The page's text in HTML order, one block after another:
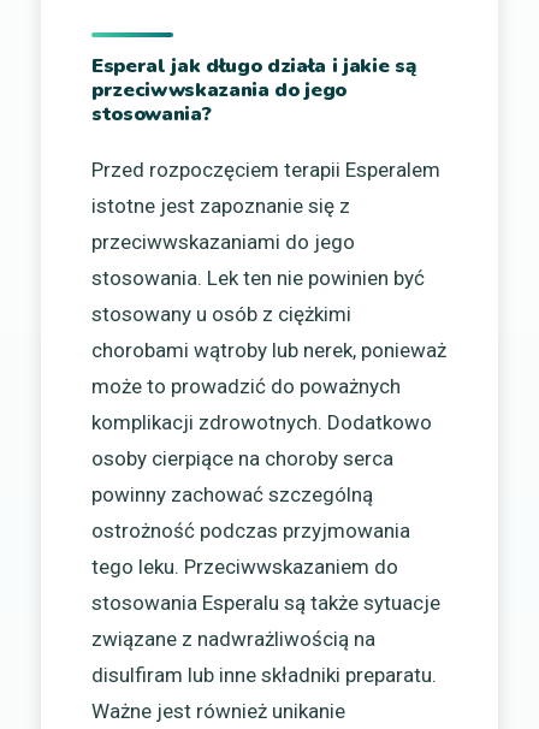
Esperal jak długo działa i jakie są
przeciwwskazania do jego
stosowania?
Przed rozpoczęciem terapii Esperalem
istotne jest zapoznanie się z
przeciwwskazaniami do jego
stosowania. Lek ten nie powinien być
stosowany u osób z ciężkimi
chorobami wątroby lub nerek, ponieważ
może to prowadzić do poważnych
komplikacji zdrowotnych. Dodatkowo
osoby cierpiące na choroby serca
powinny zachować szczególną
ostrożność podczas przyjmowania
tego leku. Przeciwwskazaniem do
stosowania Esperalu są także sytuacje
związane z nadwrażliwością na
disulfiram lub inne składniki preparatu.
Ważne jest również unikanie